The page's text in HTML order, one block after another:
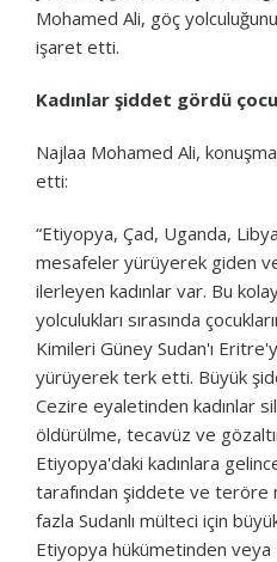
Mohamed Ali, göç
işaret etti.
Kadınlar şiddet gördü
Najlaa Mohamed Ali,
etti:
“Etiyopya, Çad, Uganda,
mesafeler yürüyerek giden
ilerleyen kadınlar var. Bu
yolculukları sırasında
Kimileri Güney Sudan'ı
yürüyerek terk etti. Büyük
Cezire eyaletinden kadınlar
öldürülme, tecavüz ve
Etiyopya'daki kadınlara
tarafından şiddete ve teröre
fazla Sudanlı mülteci için
Etiyopya hükümetinden